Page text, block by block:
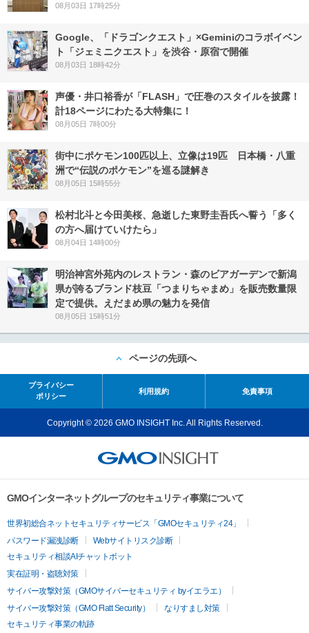
08月03日 17時25分
Google、「ドラゴンクエスト」×Geminiのコラボイベン
ト「ジェミニクエスト」を渋谷・原宿で開催
08月03日 18時42分
声優・井口裕香が「FLASH」で圧巻のスタイルを披露！
計18ページにわたる大特集に！
08月05日 7時00分
街中にポケモン100匹以上、立像は19匹 日本橋・八重
洲で“伝説のポケモン”を巡る謎解き
08月05日 15時55分
松村北斗と今田美桜、急逝した東野圭吾氏へ誓う「多く
の方へ届けていけたら」
08月04日 14時00分
明治神宮外苑内のレストラン・森のビアガーデンで新潟
県が誇るブランド枝豆「つまりちゃまめ」を販売数量限
定で提供。えだまめ県の魅力を発信
08月05日 15時51分
ページの先頭へ
プライバシー
ポリシー
利用規約 免責事項
Copyright © 2026 GMO INSIGHT Inc. All Rights Reserved.
GMOインターネットグループのセキュリティ事業について
世界初総合ネットセキュリティサービス「GMOセキュリティ24」
パスワード漏洩診断
Webサイトリスク診断
セキュリティ相談AIチャットボット
実在証明・盗聴対策
サイバー攻撃対策（GMOサイバーセキュリティ byイエラエ）
サイバー攻撃対策（GMO Flatt Security）
なりすまし対策
セキュリティ事業の軌跡